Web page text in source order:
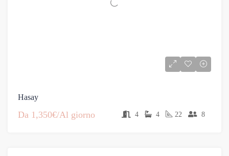
Hasay
Da 1,350€/Al giorno 4 4 22 8